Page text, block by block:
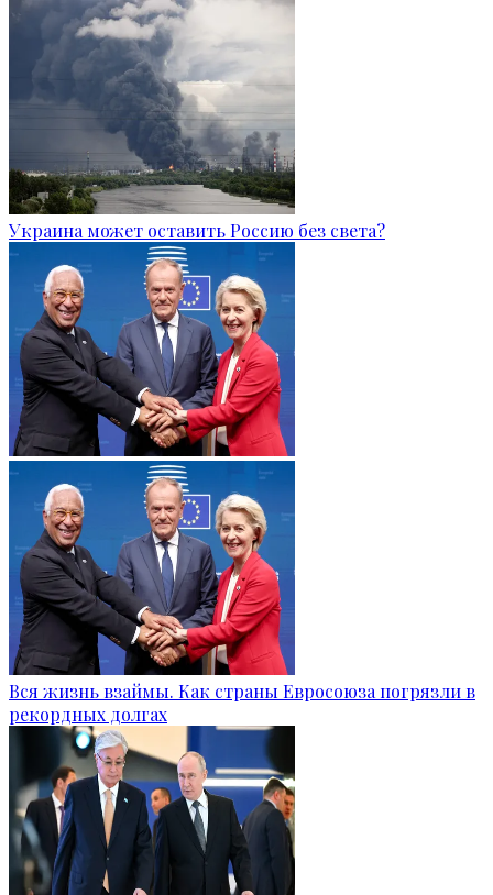
Украина может оставить Россию без света?
Вся жизнь взаймы. Как страны Евросоюза погрязли в
рекордных долгах